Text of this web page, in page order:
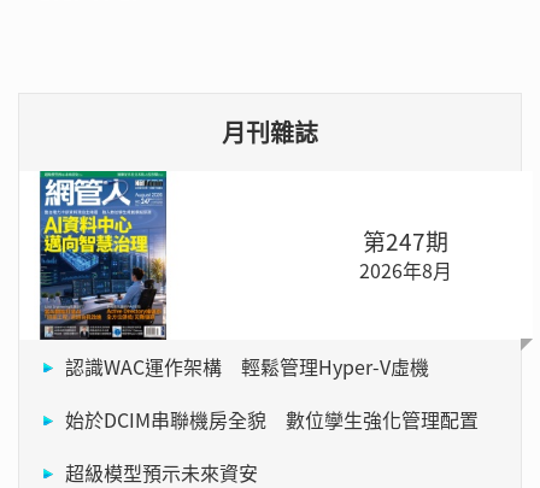
月刊雜誌
第247期
2026年8月
認識WAC運作架構 輕鬆管理Hyper-V虛機
始於DCIM串聯機房全貌 數位孿生強化管理配置
超級模型預示未來資安